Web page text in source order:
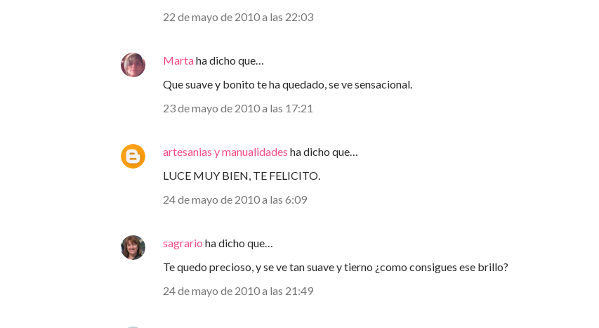
22 de mayo de 2010 a las 22:03
Martaha dicho que…
Que suave y bonito te ha quedado, se ve sensacional.
23 de mayo de 2010 a las 17:21
artesanias y manualidades ha dicho que…
LUCE MUY BIEN, TE FELICITO.
24 de mayo de 2010 a las 6:09
sagrario ha dicho que…
Te quedo precioso, y se ve tan suave y tierno ¿como consigues ese brillo?
24 de mayo de 2010 a las 21:49